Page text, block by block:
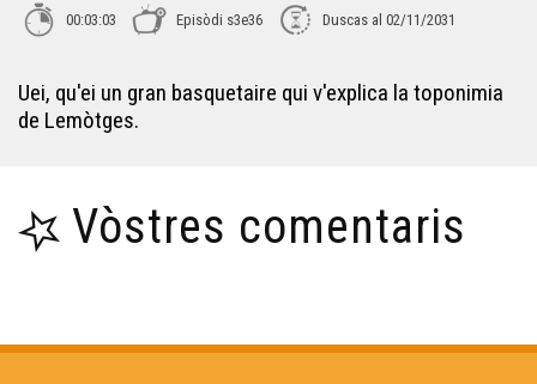
ÒC Kay - La porcelana
00:03:03 Episòdi s3e36 Duscas al 02/11/2031
Uei, qu'ei un gran basquetaire qui v'explica la toponimia
de Lemòtges.
Vòstres comentaris